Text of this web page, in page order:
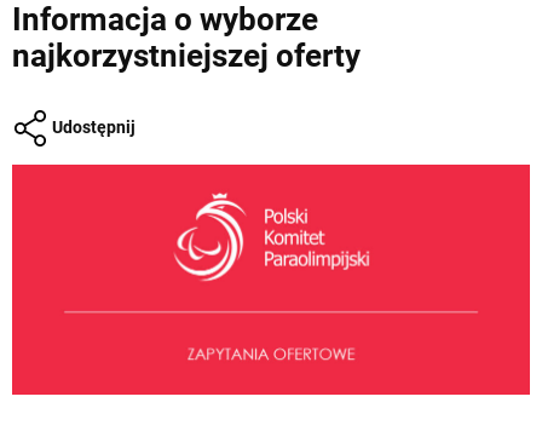
Informacja o wyborze
najkorzystniejszej oferty
Udostępnij